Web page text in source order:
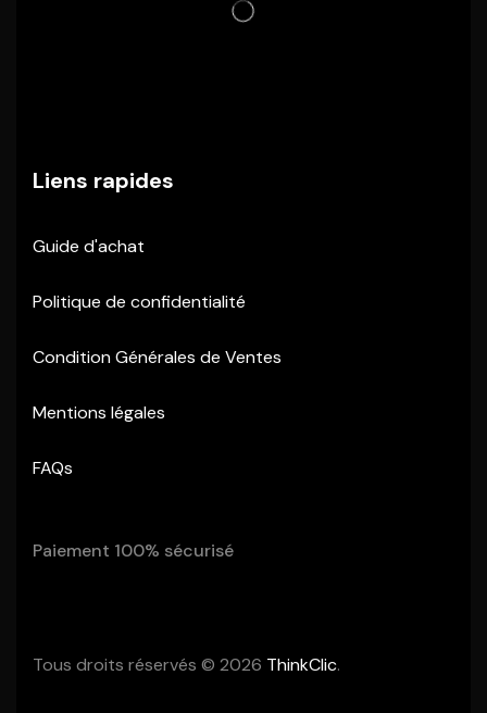
Liens rapides
Guide d'achat
Politique de confidentialité
Condition Générales de Ventes
Mentions légales
FAQs
Paiement 100% sécurisé
Tous droits réservés © 2026 ThinkClic.